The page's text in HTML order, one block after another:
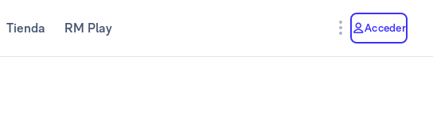
Tienda RM Play Acceder